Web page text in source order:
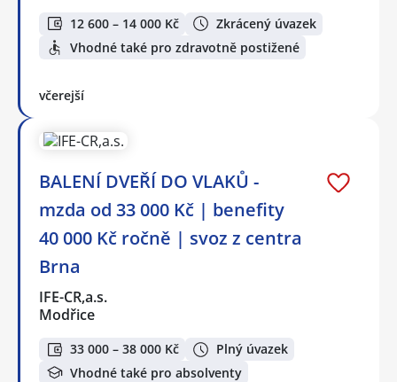
12 600 – 14 000 Kč
Zkrácený úvazek
Vhodné také pro zdravotně postižené
včerejší
BALENÍ DVEŘÍ DO VLAKŮ -
mzda od 33 000 Kč | benefity
40 000 Kč ročně | svoz z centra
Brna
IFE-CR,a.s.
Modřice
33 000 – 38 000 Kč
Plný úvazek
Vhodné také pro absolventy